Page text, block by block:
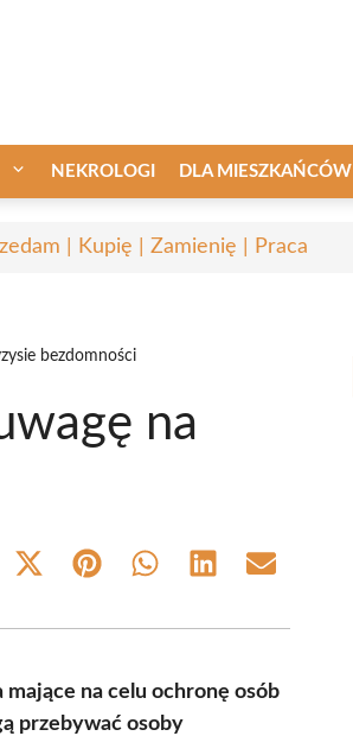
NEKROLOGI DLA MIESZKAŃCÓW
| Kupię | Zamienię | Praca
bezdomności
na
Share
(Twitter)
Share Share Share Share
na celu ochronę osób
przebywać osoby